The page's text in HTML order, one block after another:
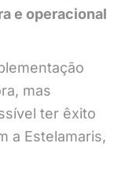
e operacional
mas
ter êxito
a Estelamaris,